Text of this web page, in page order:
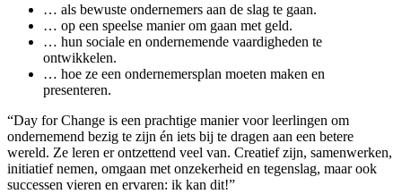
… als bewuste ondernemers aan de slag te gaan.
… op een speelse manier om gaan met geld.
… hun sociale en ondernemende vaardigheden te
ontwikkelen.
… hoe ze een ondernemersplan moeten maken en
presenteren.
“Day for Change is een prachtige manier voor leerlingen om
ondernemend bezig te zijn én iets bij te dragen aan een betere
wereld. Ze leren er ontzettend veel van. Creatief zijn, samenwerken,
initiatief nemen, omgaan met onzekerheid en tegenslag, maar ook
successen vieren en ervaren: ik kan dit!”